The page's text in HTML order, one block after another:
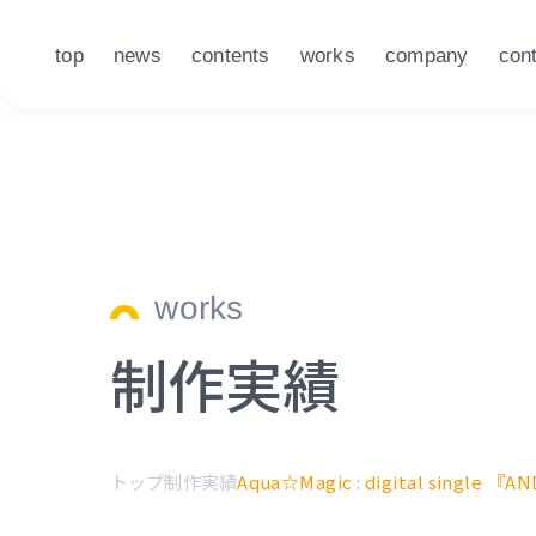
top news contents works company
works
制作実績
トップ制作実績Aqua☆Magic : digital single 『AND